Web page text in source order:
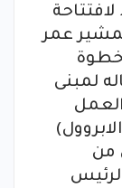
عمر
خطوة
لمبنى
العمل
من